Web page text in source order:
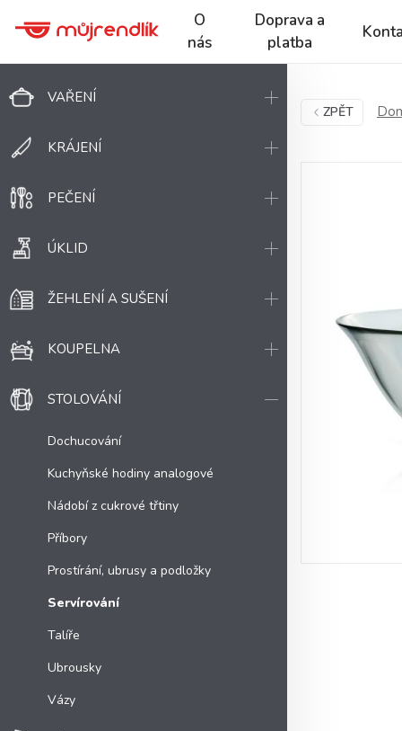
O
nás
Doprava a
platba
VAŘENÍ
KRÁJENÍ
PEČENÍ
ÚKLID
ŽEHLENÍ A SUŠENÍ
KOUPELNA
STOLOVÁNÍ
Dochucování
Kuchyňské hodiny analogové
Nádobí z cukrové třtiny
Příbory
Prostírání, ubrusy a podložky
Servírování
Talíře
Ubrousky
Vázy
ZPĚT